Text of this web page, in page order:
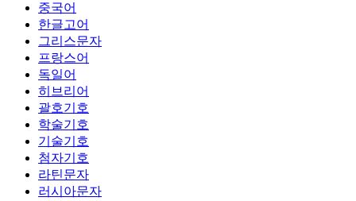
중국어
한글고어
그리스문자
프랑스어
독일어
히브리어
괄호기호
학술기호
기술기호
첨자기호
라틴문자
러시아문자